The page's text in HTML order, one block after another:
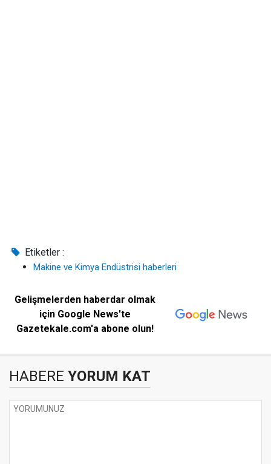
Etiketler :
Makine ve Kimya Endüstrisi haberleri
Gelişmelerden haberdar olmak
için Google News'te
Gazetekale.com'a abone olun!
HABERE YORUM KAT